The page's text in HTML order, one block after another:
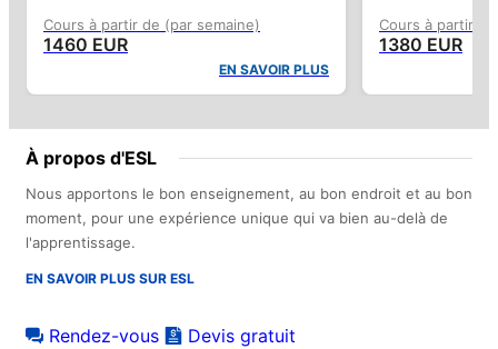
Cours à partir de (par semaine)
1460 EUR
EN SAVOIR PLUS
Cours à partir
1380 EUR
À propos d'ESL
Nous apportons le bon enseignement, au bon endroit et au bon
moment, pour une expérience unique qui va bien au-delà de
l'apprentissage.
EN SAVOIR PLUS SUR ESL
Rendez-vous Devis gratuit